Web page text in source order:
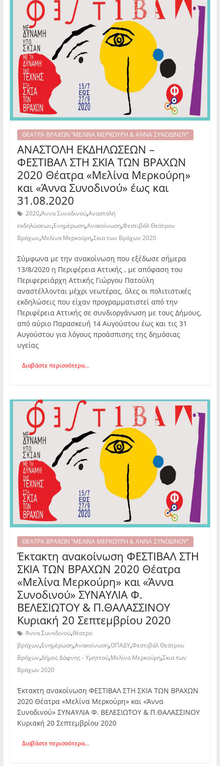
ΘΕΑΤΡΑ ΒΡΑΧΩΝ “ΜΕΛΙΝΑ ΜΕΡΚΟΥΡΗ & ΑΝΝΑ ΣΥΝΟΔΙΝΟΥ”
ΑΝΑΣΤΟΛΗ ΕΚΔΗΛΩΣΕΩΝ –
ΦΕΣΤΙΒΑΛ ΣΤΗ ΣΚΙΑ ΤΩΝ ΒΡΑΧΩΝ
2020 Θέατρα «Μελίνα Μερκούρη»
και «Άννα Συνοδινού» έως και
31.08.2020
2020,Άννα Συνοδινού,Αναστολή
εκδηλώσεων,Ενημέρωση,Ανακοίνωση,Φεστιβάλ Θεάτρου
Βράχων,Μελίνα Μερκούρη,Σκια των Βράχων 2020
Σύμφωνα με την ανακοίνωση που εξέδωσε σήμερα
13/8/2020 η Περιφέρεια Αττικής , με απόφαση του
Περιφερειάρχη Αττικής Γιώργου Πατούλη
αναστέλλονται μέχρι νεωτέρας, όλες οι πολιτιστικές
εκδηλώσεις που είχαν προγραμματιστεί από την
Περιφέρεια Αττικής σε συνδιοργάνωση με τους Δήμους,
από αύριο Παρασκευή 14 Αυγούστου έως και τις 31
Αυγούστου για λόγους προάσπισης της δημόσιας
υγείας
Διαβάστε περισσότερα...
ΘΕΑΤΡΑ ΒΡΑΧΩΝ “ΜΕΛΙΝΑ ΜΕΡΚΟΥΡΗ & ΑΝΝΑ ΣΥΝΟΔΙΝΟΥ”
Έκτακτη ανακοίνωση ΦΕΣΤΙΒΑΛ ΣΤΗ
ΣΚΙΑ ΤΩΝ ΒΡΑΧΩΝ 2020 Θέατρα
«Μελίνα Μερκούρη» και «Άννα
Συνοδινού» ΣΥΝΑΥΛΙΑ Φ.
ΒΕΛΕΣΙΩΤΟΥ & Π.ΘΑΛΑΣΣΙΝΟΥ
Κυριακή 20 Σεπτεμβρίου 2020
Άννα Συνοδινού,θέατρο
βράχων,Ενημέρωση,Ανακοίνωση,ΟΠΑΔΥ,Φεστιβάλ Θεάτρου
Βράχων,Δήμος Δάφνης - Υμηττού,Μελίνα Μερκούρη,Σκια των
Βράχων 2020
Έκτακτη ανακοίνωση ΦΕΣΤΙΒΑΛ ΣΤΗ ΣΚΙΑ ΤΩΝ ΒΡΑΧΩΝ
2020 Θέατρα «Μελίνα Μερκούρη» και «Άννα
Συνοδινού» ΣΥΝΑΥΛΙΑ Φ. ΒΕΛΕΣΙΩΤΟΥ & Π.ΘΑΛΑΣΣΙΝΟΥ
Κυριακή 20 Σεπτεμβρίου 2020
Διαβάστε περισσότερα...